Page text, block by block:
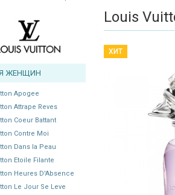
ЖЕНЩИН
Apogee
Attrape Reves
Coeur Battant
Contre Moi
Dans la Peau
Etoile Filante
Heures D'Absence
Le Jour Se Leve
Louis
ХИТ